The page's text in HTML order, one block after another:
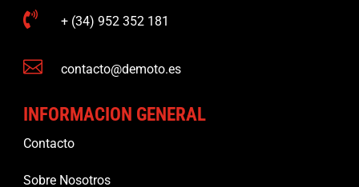
 + (34) 952 352 181
 contacto@demoto.es
INFORMACION GENERAL
Contacto
Sobre Nosotros